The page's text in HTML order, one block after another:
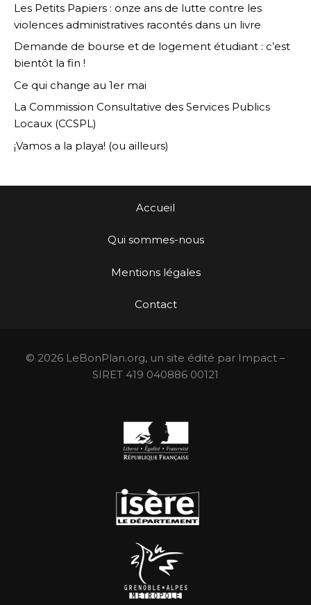
Les Petits Papiers : onze ans de lutte contre les
violences administratives racontés dans un livre
Demande de bourse et de logement étudiant : c’est
bientôt la fin !
Ce qui change au 1er mai
La Commission Consultative des Services Publics
Locaux (CCSPL)
¡Vamos a la playa! (ou ailleurs)
Accueil
Qui sommes-nous
Mentions légales
Contact
© 2026 LeBonPlan.org, un site édité par Impact –
SIRET 419 040886 00121